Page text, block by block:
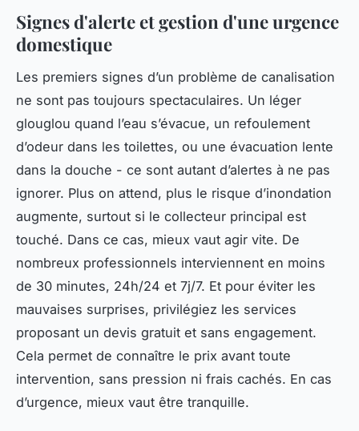
Signes d'alerte et gestion d'une urgence
domestique
Les premiers signes d’un problème de canalisation
ne sont pas toujours spectaculaires. Un léger
glouglou quand l’eau s’évacue, un refoulement
d’odeur dans les toilettes, ou une évacuation lente
dans la douche - ce sont autant d’alertes à ne pas
ignorer. Plus on attend, plus le risque d’inondation
augmente, surtout si le collecteur principal est
touché. Dans ce cas, mieux vaut agir vite. De
nombreux professionnels interviennent en moins
de 30 minutes, 24h/24 et 7j/7. Et pour éviter les
mauvaises surprises, privilégiez les services
proposant un devis gratuit et sans engagement.
Cela permet de connaître le prix avant toute
intervention, sans pression ni frais cachés. En cas
d’urgence, mieux vaut être tranquille.